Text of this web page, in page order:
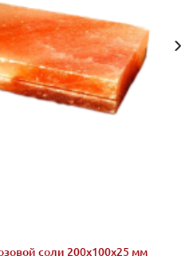
соли 200x100x25 мм